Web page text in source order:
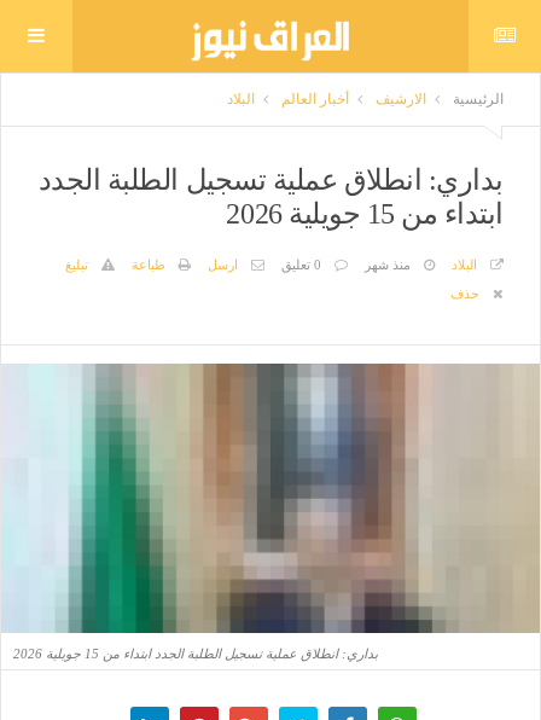
الرئيسية الارشيف أخبار العالم البلاد
بداري: انطلاق عملية تسجيل الطلبة الجدد
ابتداء من 15 جويلية 2026
البلاد منذ شهر 0 تعليق ارسل طباعة
تبليغ
حذف
بداري: انطلاق عملية تسجيل الطلبة الجدد ابتداء من 15 جويلية 2026